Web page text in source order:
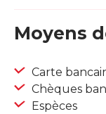
Moyens
Carte
Chèques
Espèces